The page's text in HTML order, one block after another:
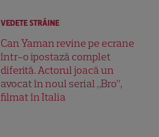
VEDETE STRĂINE
Can Yaman revine pe ecrane
într-o ipostază complet
diferită. Actorul joacă un
avocat în noul serial „Bro”,
filmat în Italia